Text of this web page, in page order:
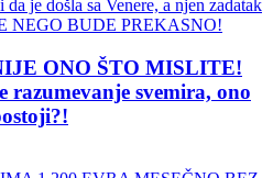
ONO ŠTO MISLITE!
razumevanje svemira, ono